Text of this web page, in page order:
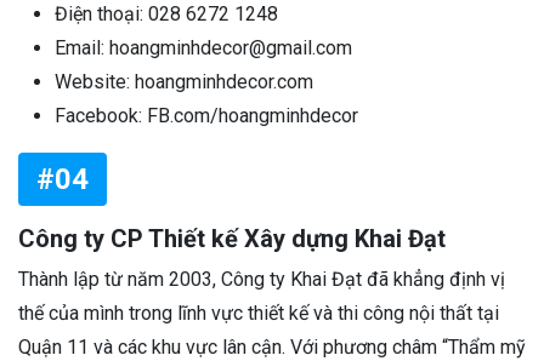
Điện thoại: 028 6272 1248
Email: hoangminhdecor@gmail.com
Website: hoangminhdecor.com
Facebook: FB.com/hoangminhdecor
#04
Công ty CP Thiết kế Xây dựng Khai Đạt
Thành lập từ năm 2003, Công ty Khai Đạt đã khẳng định vị
thế của mình trong lĩnh vực thiết kế và thi công nội thất tại
Quận 11 và các khu vực lân cận. Với phương châm “Thẩm mỹ